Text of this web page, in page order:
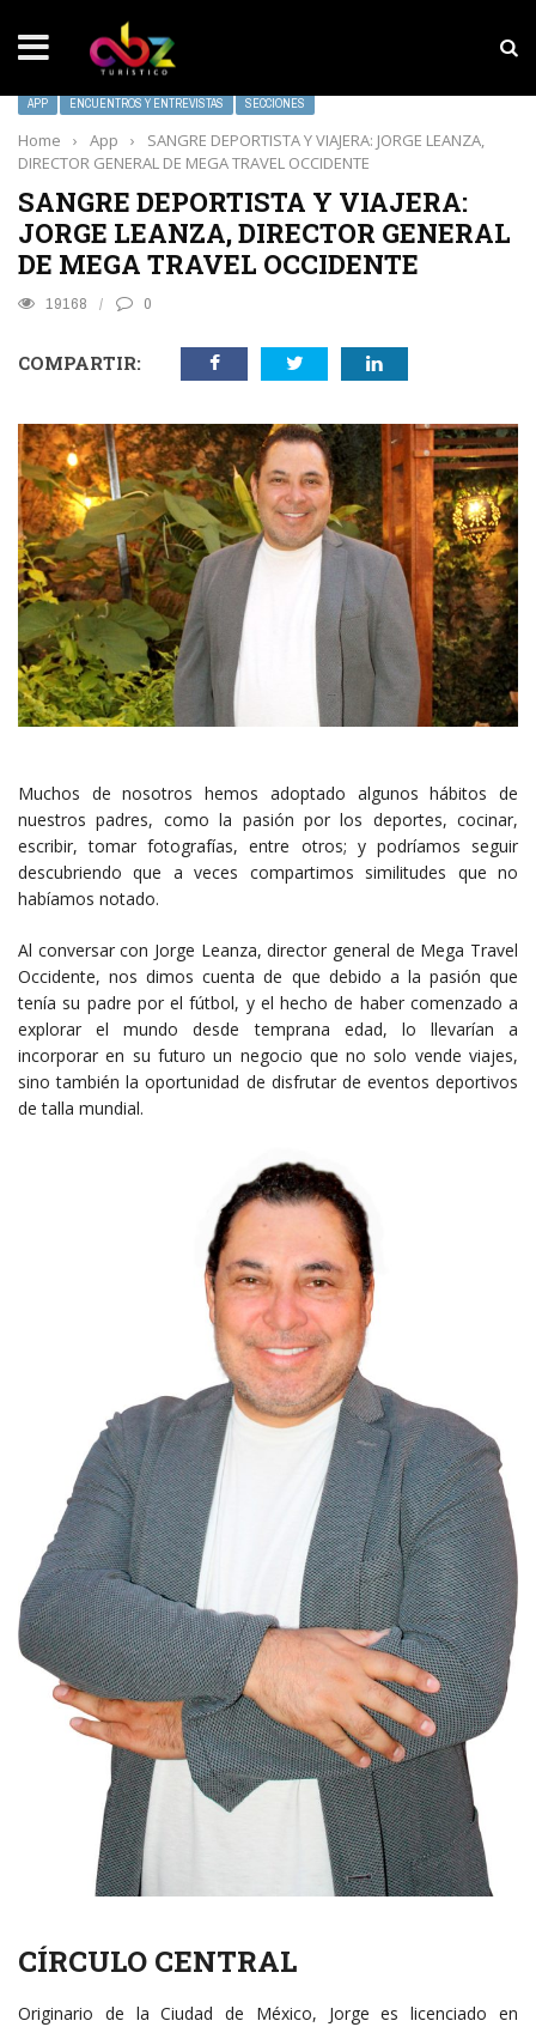
NOTICIAS SOBRESALIENTES
APP ENCUENTROS Y ENTREVISTAS SECCIONES
Home › App ›
SANGRE DEPORTISTA Y VIAJERA: JORGE LEANZA,
DIRECTOR GENERAL DE MEGA TRAVEL OCCIDENTE
SANGRE DEPORTISTA Y VIAJERA:
JORGE LEANZA, DIRECTOR GENERAL
DE MEGA TRAVEL OCCIDENTE
19168 0
COMPARTIR:
Muchos de nosotros hemos adoptado algunos hábitos de
nuestros padres, como la pasión por los deportes, cocinar,
escribir, tomar fotografías, entre otros; y podríamos seguir
descubriendo que a veces compartimos similitudes que no
habíamos notado.
Al conversar con Jorge Leanza, director general de Mega Travel
Occidente, nos dimos cuenta de que debido a la pasión que
tenía su padre por el fútbol, y el hecho de haber comenzado a
explorar el mundo desde temprana edad, lo llevarían a
incorporar en su futuro un negocio que no solo vende viajes,
sino también la oportunidad de disfrutar de eventos deportivos
de talla mundial.
CÍRCULO CENTRAL
Originario de la Ciudad de México, Jorge es licenciado en